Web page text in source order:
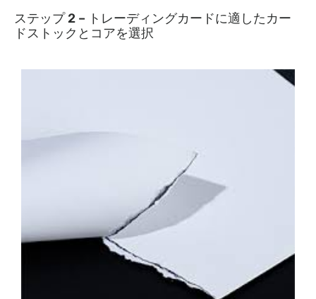
ステップ 2 – トレーディングカードに適したカー
ドストックとコアを選択